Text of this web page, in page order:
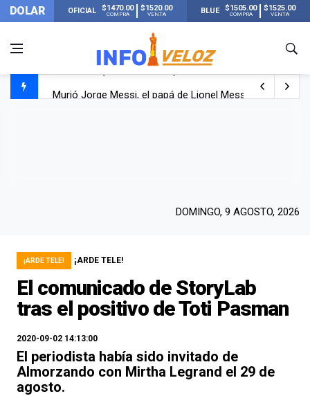
DOLAR OFICIAL $1470.00
COMPRA
$1520.00
VENTA BLUE $1505.00
COMPRA
$1525.00
VENTA
DOMINGO, 9 AGOSTO, 2026
¡ARDE TELE! ¡ARDE TELE!
El comunicado de StoryLab
tras el positivo de Toti Pasman
2020-09-02 14:13:00
El periodista había sido invitado de
Almorzando con Mirtha Legrand el 29 de
agosto.